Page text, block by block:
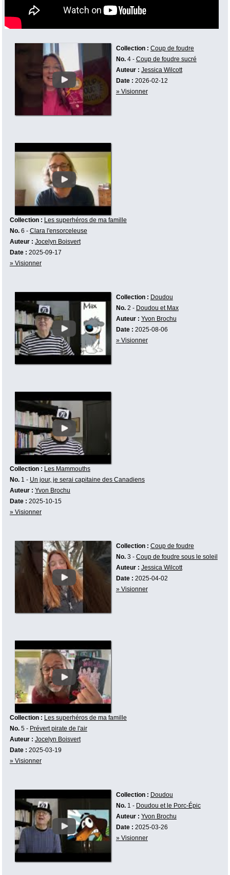
Collection : Coup de foudre
No.4 - Coup de foudre sucré
Auteur : Jessica Wilcott
Date : 2026-02-12
» Visionner
Collection : Les superhéros de ma famille
No.6 - Clara l'ensorceleuse
Auteur : Jocelyn Boisvert
Date : 2025-09-17
» Visionner
Collection : Doudou
No.2 - Doudou et Max
Auteur : Yvon Brochu
Date : 2025-08-06
» Visionner
Collection : Les Mammouths
No.1 - Un jour, je serai capitaine des Canadiens
Auteur : Yvon Brochu
Date : 2025-10-15
» Visionner
Collection : Coup de foudre
No.3 - Coup de foudre sous le soleil
Auteur : Jessica Wilcott
Date : 2025-04-02
» Visionner
Collection : Les superhéros de ma famille
No.5 - Prévert pirate de l'air
Auteur : Jocelyn Boisvert
Date : 2025-03-19
» Visionner
Collection : Doudou
No.1 - Doudou et le Porc-Épic
Auteur : Yvon Brochu
Date : 2025-03-26
» Visionner